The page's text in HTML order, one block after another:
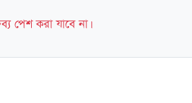
পেশ করা যাবে না।